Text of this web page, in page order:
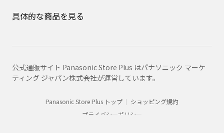
具体的な商品を見る
公式通販サイト Panasonic Store Plus はパナソニック マーケ
ティング ジャパン株式会社が運営しています。
Panasonic Store Plus トップ
ショッピング規約
プライバシーポリシー